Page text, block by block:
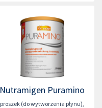
Nutramigen Puramino
proszek (do wytworzenia płynu),